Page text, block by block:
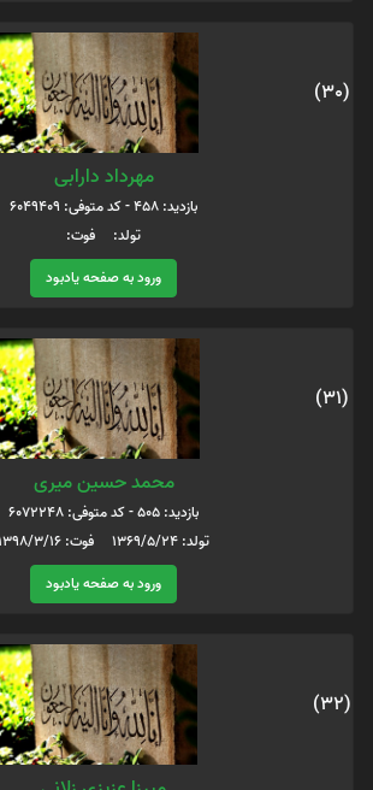
(30)
مهرداد دارابی
بازدید: 458 - کد متوفی: 6049409
تولد: فوت:
ورود به صفحه یادبود
(31)
محمد حسین میری
بازدید: 505 - کد متوفی: 6072248
تولد: 1369/5/24 فوت: 1398/3/16
ورود به صفحه یادبود
(32)